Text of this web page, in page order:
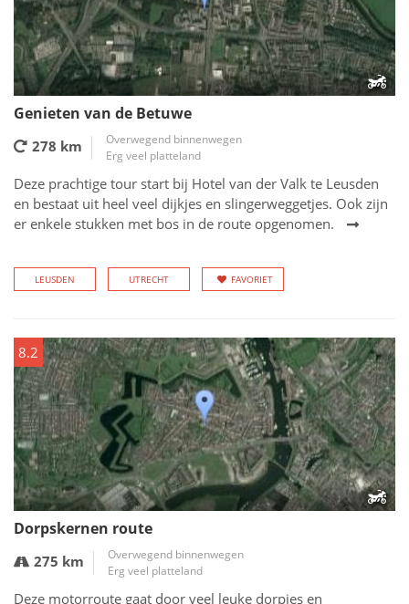
Genieten van de Betuwe
278 km
Overwegend binnenwegen
Erg veel platteland
Deze prachtige tour start bij Hotel van der Valk te Leusden
en bestaat uit heel veel dijkjes en slingerweggetjes. Ook zijn
er enkele stukken met bos in de route opgenomen.
LEUSDEN UTRECHT FAVORIET
8.2
Dorpskernen route
275 km
Overwegend binnenwegen
Erg veel platteland
Deze motorroute gaat door veel leuke dorpjes en